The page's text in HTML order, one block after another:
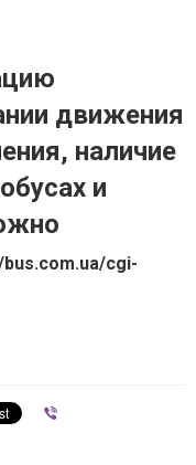
движения
наличие
и
cgi-